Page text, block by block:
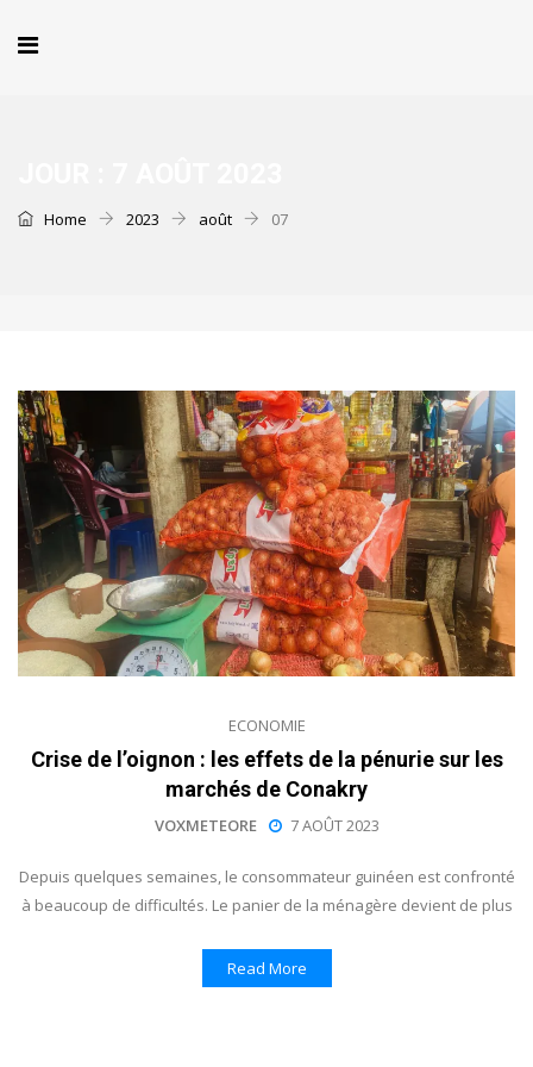
Home 2023 août 07
ECONOMIE
Crise de l’oignon : les effets de la pénurie sur les
marchés de Conakry
VOXMETEORE 7 AOÛT 2023
Depuis quelques semaines, le consommateur guinéen est confronté
à beaucoup de difficultés. Le panier de la ménagère devient de plus
Read More